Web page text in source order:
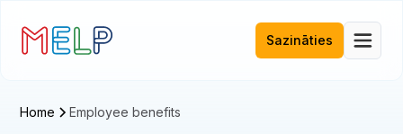
Sazināties
Home Employee benefits